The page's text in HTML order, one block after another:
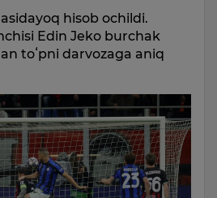
hisob ochildi.
Edin Jeko burchak
toʻpni darvozaga aniq